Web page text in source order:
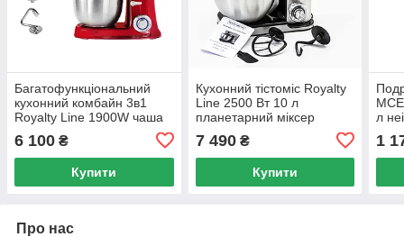
Багатофункціональний
кухонний комбайн 3в1
Royalty Line 1900W чаша
6.5л в червоному кольорі
6 100 ₴
Купити
Кухонний тістоміс Royalty
Line 2500 Вт 10 л
планетарний міксер
7 490₴
Купити
л
1
Про нас